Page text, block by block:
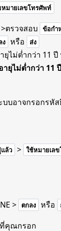
หมายเลขโทรศัพท์
>ตรวจสอบ ข้อกำ
ง หรือ ส่ง
ยุไม่ต่ำกว่า 11
ายุไม่ต่ำกว่า 11 ปี
บอาจกรอกรหั
ล้ว > ใช้หมายเล
> ตกลง หรือ
ที่คุณกรอก